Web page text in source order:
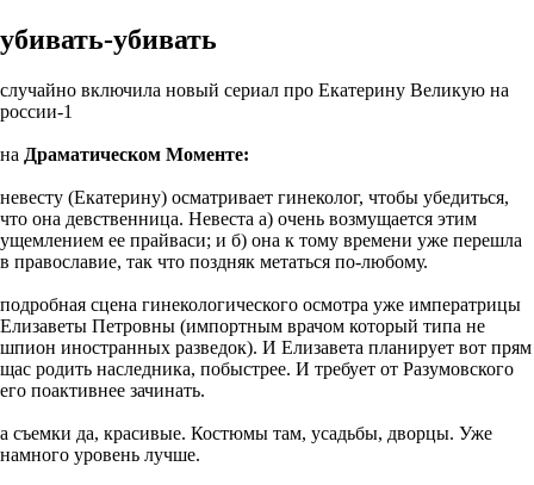
убивать-убивать
случайно включила новый сериал про Екатерину Великую на
россии-1
на Драматическом Моменте:
невесту (Екатерину) осматривает гинеколог, чтобы убедиться,
что она девственница. Невеста а) очень возмущается этим
ущемлением ее прайваси; и б) она к тому времени уже перешла
в православие, так что поздняк метаться по-любому.
подробная сцена гинекологического осмотра уже императрицы
Елизаветы Петровны (импортным врачом который типа не
шпион иностранных разведок). И Елизавета планирует вот прям
щас родить наследника, побыстрее. И требует от Разумовского
его поактивнее зачинать.
а съемки да, красивые. Костюмы там, усадьбы, дворцы. Уже
намного уровень лучше.